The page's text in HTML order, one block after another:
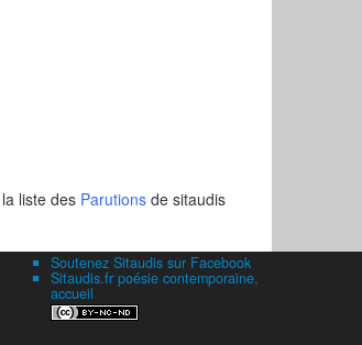
liste des Parutions de sitaudis
Soutenez Sitaudis sur Facebook
Sitaudis.fr poésie contemporaine,
accueil